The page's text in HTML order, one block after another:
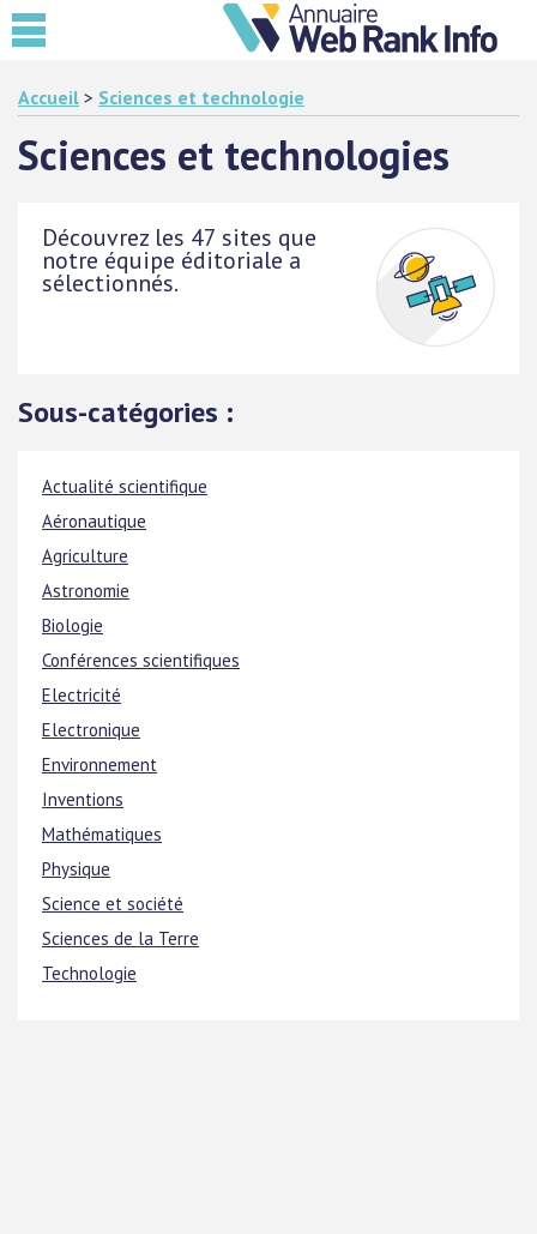
Accueil > Sciences et technologie
Sciences et technologies
Découvrez les 47 sites que
notre équipe éditoriale a
sélectionnés.
Sous-catégories :
Actualité scientifique
Aéronautique
Agriculture
Astronomie
Biologie
Conférences scientifiques
Electricité
Electronique
Environnement
Inventions
Mathématiques
Physique
Science et société
Sciences de la Terre
Technologie